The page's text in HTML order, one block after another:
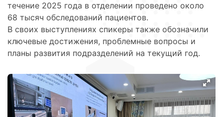
течение 2025 года в отделении проведено около
68 тысяч обследований пациентов.
В своих выступлениях спикеры также обозначили
ключевые достижения, проблемные вопросы и
планы развития подразделений на текущий год.